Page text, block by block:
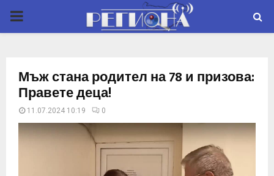
P
M
Мъж стана родител на 78 и призова:
Правете деца!
11.07.2024 10:19 0